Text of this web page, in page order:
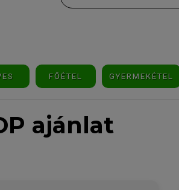
FŐÉTEL GYERMEKÉTEL
ajánlat